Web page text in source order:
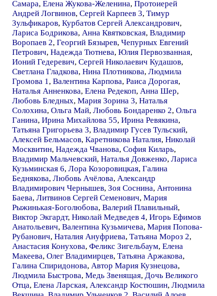
Самара, Елена Жукова-Желенина, Протоиерей
Андрей Логвинов, Сергей Карпеев 3, Тимур
Зульфикаров, Курбатов Сергей Александрович,
Лариса Бодрикова, Анна Квятковская, Владимир
Воропаев 2, Георгий Бязырев, Чепурных Евгений
Петрович, Надежда Тютнева, Юлия Первозванная,
Ионий Гедеревич, Сергей Николаевич Кудашов,
Светлана Гладкова, Нина Плотникова, Людмила
Громова 1, Валентина Карпова, Раиса Дорогая,
Наталья Анненкова, Елена Редекоп, Анна Шер,
Любовь Бледных, Мария Зорина 3, Наталья
Солохина, Ольга Май, Любовь Бондаренко 2, Ольга
Ганина, Ирина Михайлова 55, Ирина Ревякина,
Татьяна Григорьева 3, Владимир Гусев Тульский,
Алексей Бельмасов, Каретникова Наталия, Николай
Москвитин, Надежда Чванова, София Киларь,
Владимир Мальчевский, Наталья Довженко, Лариса
Кузьминская 6, Лора Козоровицкая, Галина
Беднякова, Любовь Ачёлова, Александр
Владимирович Чернышев, Зоя Соснина, Антонина
Баева, Литвинов Сергей Семенович, Мария
Рыжинькая-Боголюбова, Валерий Плавильный,
Виктор Экгардт, Николай Медведев 4, Игорь Ефимов
Анатольевич, Валентина Кузьмичева, Мария Попова-
Рубанович, Наталия Ануфриева, Татьяна Мороз 2,
Анастасия Конухова, Феликс Зигельбаум, Елена
Макеева, Олег Владимирцев, Татьяна Аржакова,
Галина Спиридонова, Автор Мария Кузнецова,
Людмила Быстрова, Медь Звенящая, Дочь Великого
Отца, Елена Ларская, Александр Костюшин, Людмила